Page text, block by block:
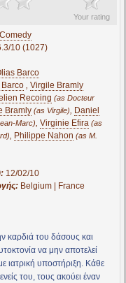
?
Your rating
Comedy
10 (1027)
Barco
, Virgile Bramly
Recoing (as Docteur
Bramly (as Virgile), Daniel
Marc), Virginie Efira (as
, Philippe Nahon (as M.
12/02/10
Belgium | France
καρδιά του δάσους και
να μην αποτελεί
ιατρική υποστήριξη. Κάθε
του, τους ακούει έναν